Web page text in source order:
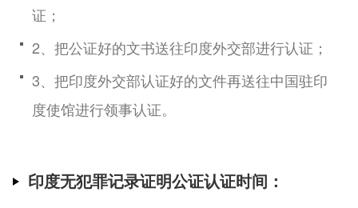
证；
2、把公证好的文书送往印度外交部进行认证；
3、把印度外交部认证好的文件再送往中国驻印
度使馆进行领事认证。
印度无犯罪记录证明公证认证时间：